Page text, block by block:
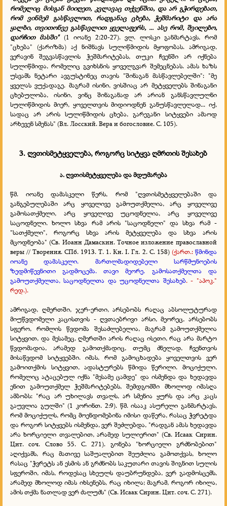
რომელიც მისგან მიიღეთ, კვლავაც თქვენშია, და არ გჭირდებათ,
რომ ვინმემ გასწავლოთ, რადგანაც ცხება, ჭეშმარიტი და არა
ყალბი, თვითონვე გასწავლით ყველაფერს, ... ასე რომ, შვილებო,
დარჩით მასში" (1 იოანე 2:20-27). ვლ. ლოსკი განმარტავს, რომ
"ცხება" (ქარიზმა) აქ ნიშნავს სულიწმიდის მყოფობას. ამრიგად,
ვერავინ შეგვასწავლის ჭეშმარიტებას, თუკი ჩვენში არ იქნება
სულიწმიდა, რომელიც გვიხსნის ყოველგვარ შემეცნებას. ამას ხაზს
უსვამს ნეტარი ავგუსტინეც თავის "შინაგან მასწავლებელში": "მე
ყველას ვუქადაგე. მაგრამ ისინი, ვისშიაც არ მეტყველებს შინაგანი
ცხებულობა, ისინი, ვინც შინაგანად არ არიან განსწავლულნი
სულიწმიდის მიერ, ყოველთვის მიდიოდნენ განუსწავლელად... იქ,
სადაც არ არის სულიწმიდის ცხება, გარეგანი სიტყვები ამაოდ
არხევენ სმენას" (Вл. Лосский. Вера и богословие. С. 105).
3. ღვთისმეტყველება, როგორც სიტყვა ღმრთის შესახებ
ა. ღვთისმეტყველება და მდუმარება
წმ. იოანე დამასკელი წერს, რომ "ღვთისმეტყველებაში და
განგებულებაში არც ყოველივე გამოუთქმელია, არც ყოველივე
გამოსათქმელი, არც ყოველივე უცოდნელია, არც ყოველივე
საცოდნელი. ხოლო სხვა რამ არის "საცოდნელი" და სხვა რამ -
"სათქმელი", როგორც სხვა არის მეტყველება და სხვა არის
მცოდნეობა" (Св. Иоанн Дамаскин. Точное изложение православной
веры // Творения. СПб. 1913. Т. 1. Кн. I. Гл. 2. С. 158) (ქართ.: წმინდა
იოანე დამასკელი. მართლმადიდებელი სარწმუნოების
ზედმიწევნითი გადმოცემა. თავი მეორე. გამოსათქმელთა და
გამოუთქმელთა, საცოდნელთა და უცოდნელთა შესახებ. - "აპოკ."
რედ.).
ამრიგად, ღმერთში, ჯერ-ერთი, არსებობს რაღაც აბსოლუტურად
მიუწვდომელი კაცისთვის - ღვთაებრივი არსი, მეორეც, არსებობს
სფერო, რომლის წვდომა შესაძლებელია, მაგრამ გამოუთქმელია
სიტყვით, და მესამეც, ღმერთში არის რაღაც ისეთი, რაც არა მარტო
წვდომადია, არამედ გამოთქმადიც, თუმც ძნელად, ჩვენთვის
მისაწვდომ სიტყვებში. იმას, რომ გამოცხადება ყოველთვის ვერ
გამოითქმის სიტყვით, ადასტურებს წმიდა წერილი. მოციქული,
რომელიც ატაცებულ იქნა "მესამე ცამდე" და ისმენდა და ხედავდა
ენით გამოუთქმელ ჭეშმარიტებებს, შემდგომში მხოლოდ იმასღა
ამბობს: "რაც არ უხილავს თვალს, არ სმენია ყურს და არც კაცს
გაუვლია გულში" (1 კორინთ. 2:9). წმ. ისააკ ასურელი განმარტავს,
რომ მოციქულს, რომც მოენდომებინა იმისი დაწერა, რასაც ჭვრეტდა
და როგორ სიტყვებს ისმენდა, ვერ შეძლებდა, "რადგან ამას ხედავდა
არა ხორციელი თვალებით, არამედ სულიერით" (Св. Исаак Сирин.
Цит. соч. Слово 55. С. 271). გონება "ხორციელი გრძნობებით"
აღიქვამს, რაც მათივე საშუალებით შეუძლია გამოთქვას, ხოლო
რასაც "ჭვრეტს ან ესმის ან გრძნობს საკუთარი თავის შიგნით სულის
სფეროში, იმას, როდესაც სხეულს დაუბრუნდება, ვერ გადმოსცემს,
არამედ მხოლოდ იმას იხსენებს, რაც იხილა; მაგრამ, როგორ იხილა,
ამის თქმა ნათლად ვერ ძალუძს" (Св. Исаак Сирин. Цит. соч. С. 271).